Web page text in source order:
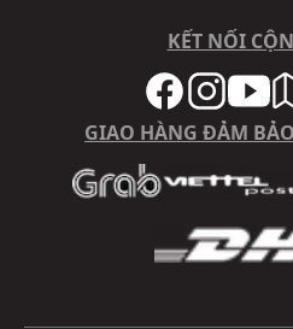
KẾT NỐI
GIAO HÀNG ĐẢM